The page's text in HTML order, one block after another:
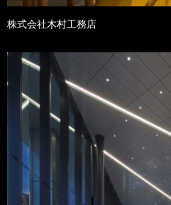
株式会社木村工務店